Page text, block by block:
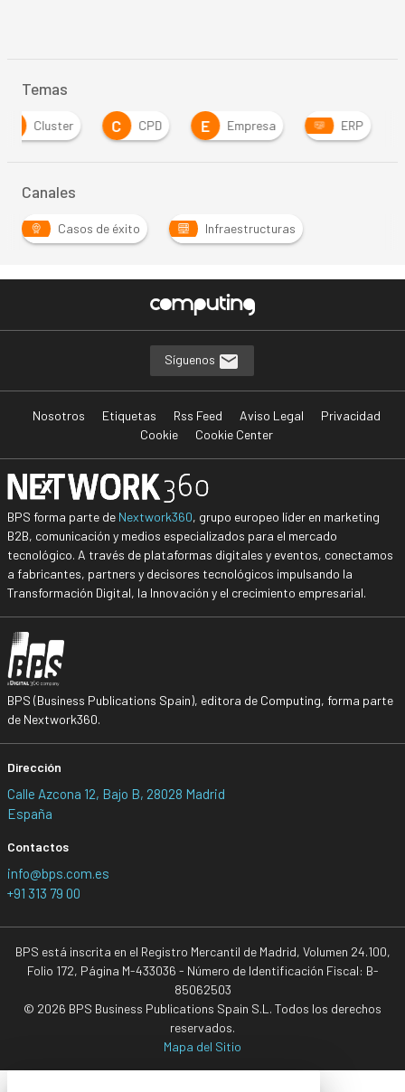
Temas
C
CPD E Empresa ERP I internet
Canales
Casos de éxito Infraestructuras
Síguenos
Nosotros Etiquetas Rss Feed Aviso Legal
Privacidad
Cookie
Cookie Center
BPS forma parte de Nextwork360, grupo europeo líder en marketing
B2B, comunicación y medios especializados para el mercado
tecnológico. A través de plataformas digitales y eventos, conectamos
a fabricantes, partners y decisores tecnológicos impulsando la
Transformación Digital, la Innovación y el crecimiento empresarial.
BPS (Business Publications Spain), editora de Computing, forma parte
de Nextwork360.
Dirección
Calle Azcona 12, Bajo B, 28028 Madrid
España
Contactos
info@bps.com.es
+91 313 79 00
BPS está inscrita en el Registro Mercantil de Madrid, Volumen 24.100,
Folio 172, Página M-433036 - Número de Identificación Fiscal: B-
85062503
© 2026 BPS Business Publications Spain S.L. Todos los derechos
reservados.
Mapa del Sitio